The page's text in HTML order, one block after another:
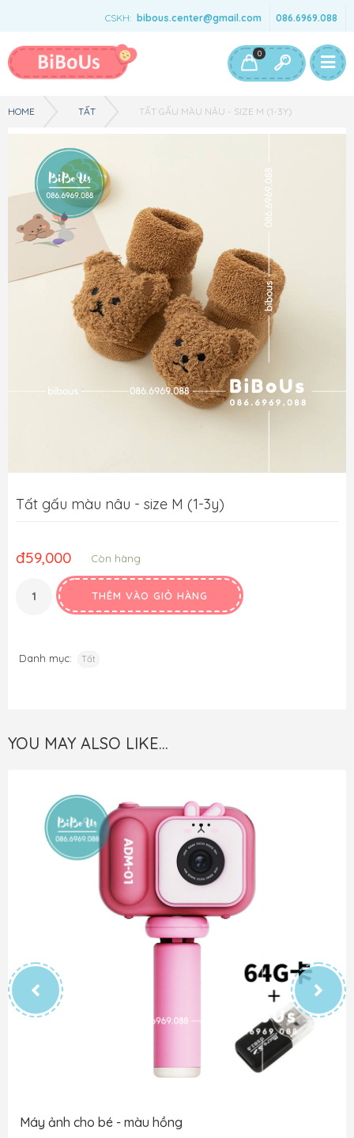
CSKH: bibous.center@gmail.com 086.6969.088
Bé Gái Bé Trai Đồ Chơi & Phụ Kiện 0
HOME TẤT TẤT GẤU MÀU NÂU - SIZE M (1-3Y)
Tất gấu màu nâu - size M (1-3y)
đ59,000 Còn hàng
THÊM VÀO GIỎ HÀNG
Danh mục: Tất
YOU MAY ALSO LIKE…
Máy ảnh cho bé - màu hồng